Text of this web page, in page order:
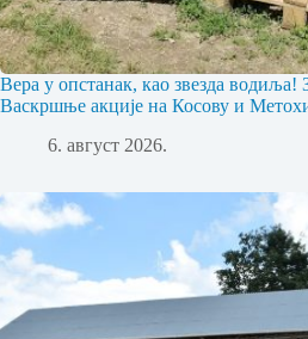
Вера у опстанак, као звезда водиља!
Васкршње акције на Косову и
6. август 2026.